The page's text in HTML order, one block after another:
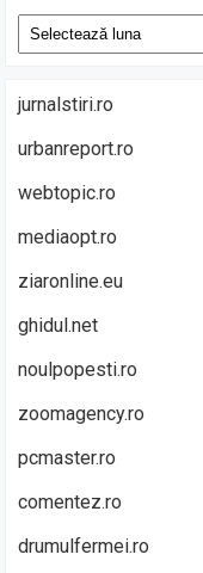
Arhive
jurnalstiri.ro
urbanreport.ro
webtopic.ro
mediaopt.ro
ziaronline.eu
ghidul.net
noulpopesti.ro
zoomagency.ro
pcmaster.ro
comentez.ro
drumulfermei.ro